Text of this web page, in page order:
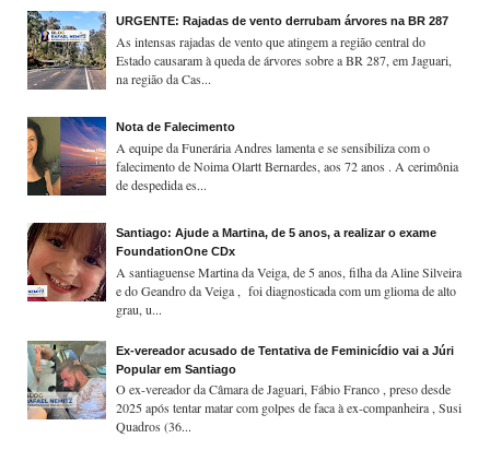
URGENTE: Rajadas de vento derrubam árvores na BR 287
As intensas rajadas de vento que atingem a região central do
Estado causaram à queda de árvores sobre a BR 287, em Jaguari,
na região da Cas...
Nota de Falecimento
A equipe da Funerária Andres lamenta e se sensibiliza com o
falecimento de Noima Olartt Bernardes, aos 72 anos . A cerimônia
de despedida es...
Santiago: Ajude a Martina, de 5 anos, a realizar o exame
FoundationOne CDx
A santiaguense Martina da Veiga, de 5 anos, filha da Aline Silveira
e do Geandro da Veiga , foi diagnosticada com um glioma de alto
grau, u...
Ex-vereador acusado de Tentativa de Feminicídio vai a Júri
Popular em Santiago
O ex-vereador da Câmara de Jaguari, Fábio Franco , preso desde
2025 após tentar matar com golpes de faca à ex-companheira , Susi
Quadros (36...